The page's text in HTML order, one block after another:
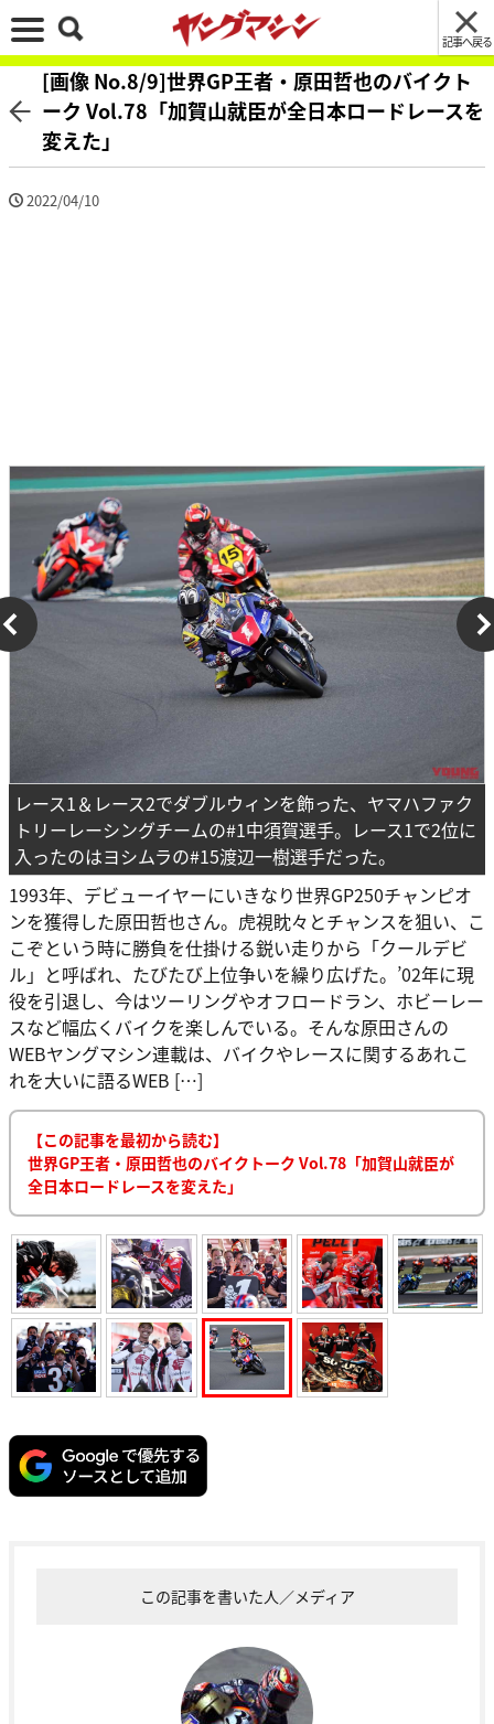
記事へ戻る
[画像 No.8/9]世界GP王者・原田哲也のバイクト
ーク Vol.78「加賀山就臣が全日本ロードレースを
変えた」
2022/04/10
レース1＆レース2でダブルウィンを飾った、ヤマハファク
トリーレーシングチームの#1中須賀選手。レース1で2位に
入ったのはヨシムラの#15渡辺一樹選手だった。
1993年、デビューイヤーにいきなり世界GP250チャンピオ
ンを獲得した原田哲也さん。虎視眈々とチャンスを狙い、こ
こぞという時に勝負を仕掛ける鋭い走りから「クールデビ
ル」と呼ばれ、たびたび上位争いを繰り広げた。’02年に現
役を引退し、今はツーリングやオフロードラン、ホビーレー
スなど幅広くバイクを楽しんでいる。そんな原田さんの
WEBヤングマシン連載は、バイクやレースに関するあれこ
れを大いに語るWEB […]
【この記事を最初から読む】
世界GP王者・原田哲也のバイクトーク Vol.78「加賀山就臣が
全日本ロードレースを変えた」
この記事を書いた人／メディア